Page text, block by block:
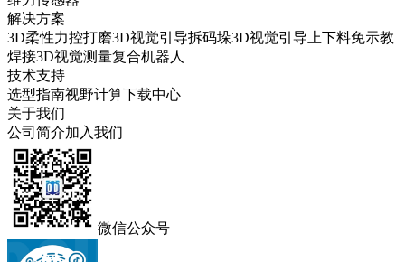
解决方案
3D柔性力控打磨3D视觉引导拆码垛3D视觉引导上下料免示教
焊接3D视觉测量复合机器人
技术支持
选型指南视野计算下载中心
关于我们
公司简介加入我们
微信公众号